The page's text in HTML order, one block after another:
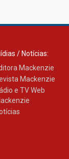
/ Notícias:
Mackenzie
Mackenzie
e TV Web